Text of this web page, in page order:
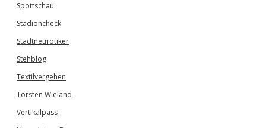
Spottschau
Stadioncheck
Stadtneurotiker
Stehblog
Textilvergehen
Torsten Wieland
Vertikalpass